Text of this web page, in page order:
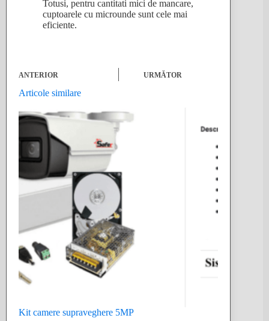
Totusi, pentru cantitati mici de mancare,
cuptoarele cu microunde sunt cele mai
eficiente.
ANTERIOR URMĂTOR
Articole similare
Kit camere supraveghere 5MP